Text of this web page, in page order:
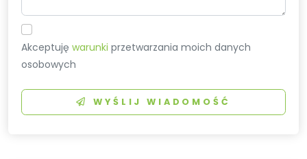
Akceptujęwarunki przetwarzania moich danych
osobowych
WYŚLIJ WIADOMOŚĆ